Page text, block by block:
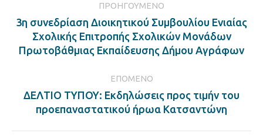
ΠΡΟΗΓΟΎΜΕΝΟ
Previous
post:
3η συνεδρίαση Διοικητικού Συμβουλίου Ενιαίας
Σχολικής Επιτροπής Σχολικών Μονάδων
Πρωτοβάθμιας Εκπαίδευσης Δήμου Αγράφων
ΕΠΌΜΕΝΟ
Next
post:
ΔΕΛΤΙΟ ΤΥΠΟΥ: Εκδηλώσεις προς τιμήν του
προεπαναστατικού ήρωα Κατσαντώνη